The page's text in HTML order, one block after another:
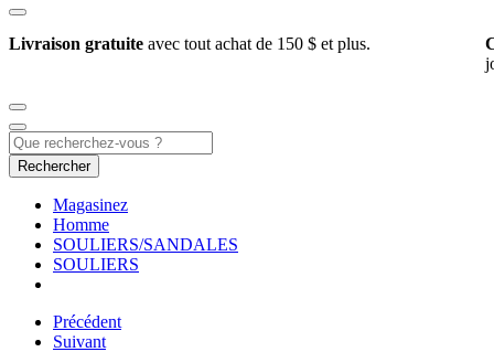
Livraison gratuite avec tout achat de 150 $ et plus.
Rechercher
Magasinez
Homme
SOULIERS/SANDALES
SOULIERS
Précédent
Suivant